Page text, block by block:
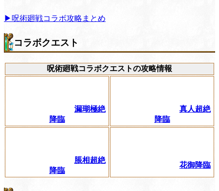
▶呪術廻戦コラボ攻略まとめ
コラボクエスト
呪術廻戦コラボクエストの攻略情報
漏瑚極絶
降臨
真人超絶
降臨
脹相超絶
降臨
花御降臨